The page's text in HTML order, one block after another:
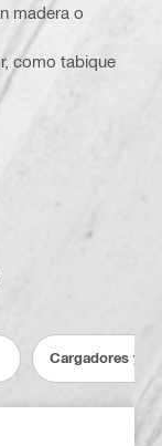
madera o
como tabique
Cargadores y